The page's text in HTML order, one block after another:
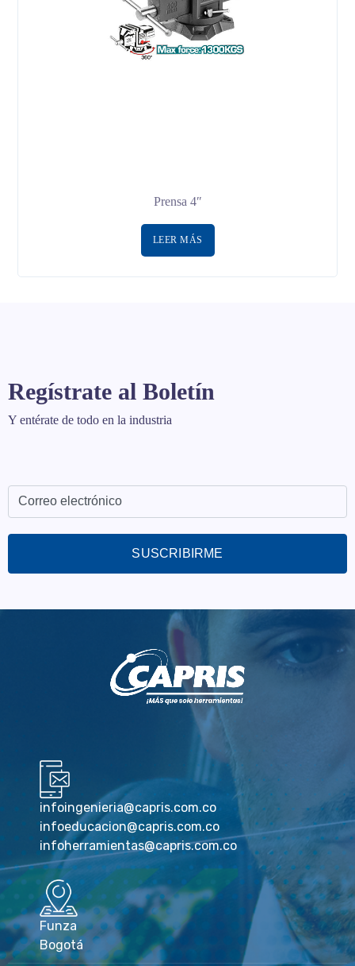
Prensa 4″
LEER MÁS
Regístrate al Boletín
Y entérate de todo en la industria
SUSCRIBIRME
infoingenieria@capris.com.co
infoeducacion@capris.com.co
infoherramientas@capris.com.co
Funza
Bogotá